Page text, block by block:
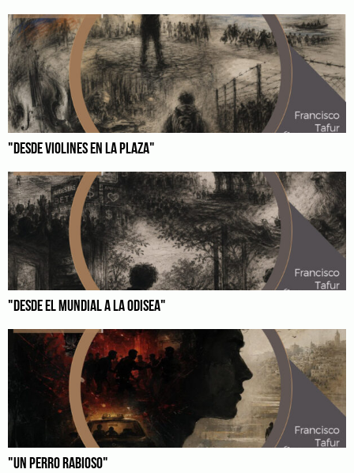
"DESDE VIOLINES EN LA PLAZA"
"DESDE EL MUNDIAL A LA ODISEA"
"UN PERRO RABIOSO"